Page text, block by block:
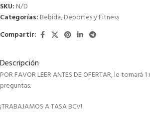
SKU: N/D
Categorías: Bebida,Deportes y Fitness
Compartir:
Descripción
POR FAVOR LEER ANTES DE OFERTAR, le tomará
preguntas.
¡TRABAJAMOS A TASA BCV!